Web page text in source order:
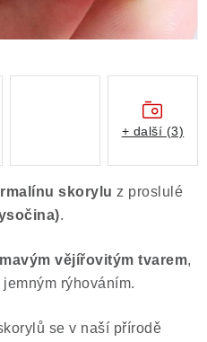
a drahých kamenů
skorylu z proslulé
.
vějířovitým tvarem,
rýhováním.
se v naší přírodě
+ další (3)